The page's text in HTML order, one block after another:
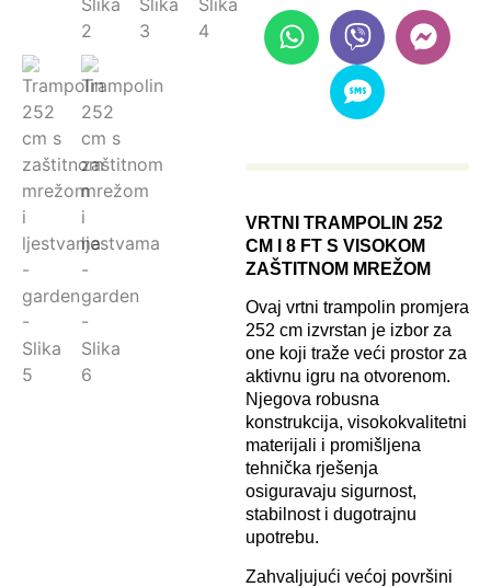
VRTNI TRAMPOLIN 252
CM I 8 FT S VISOKOM
ZAŠTITNOM MREŽOM
Ovaj vrtni trampolin promjera
252 cm izvrstan je izbor za
one koji traže veći prostor za
aktivnu igru ​​na otvorenom.
Njegova robusna
konstrukcija, visokokvalitetni
materijali i promišljena
tehnička rješenja
osiguravaju sigurnost,
stabilnost i dugotrajnu
upotrebu.
Zahvaljujući većoj površini